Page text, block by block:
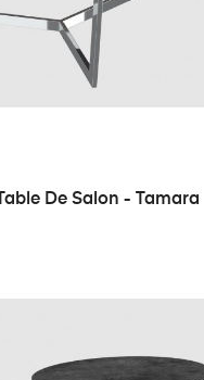
De Salon - Tamara